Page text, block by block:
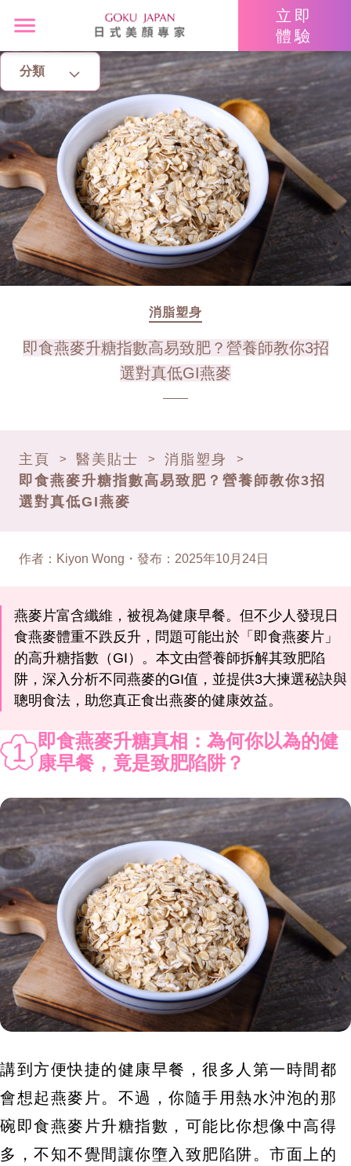
立即
體驗
分類
主頁
亮眼秘籍
消脂塑身
美白去斑
增肌減脂
消脂塑身
即食燕麥升糖指數高易致肥？營養師教你3招
選對真低GI燕麥
主頁 > 醫美貼士 > 消脂塑身 >
即食燕麥升糖指數高易致肥？營養師教你3招
選對真低GI燕麥
作者 ： Kiyon Wong ・ 發布 ： 2025年10月24日
燕麥片富含纖維，被視為健康早餐。但不少人發現日
食燕麥體重不跌反升，問題可能出於「即食燕麥片」
的高升糖指數（GI）。本文由營養師拆解其致肥陷
阱，深入分析不同燕麥的GI值，並提供3大揀選秘訣與
聰明食法，助您真正食出燕麥的健康效益。
1 即食燕麥升糖真相：為何你以為的健
康早餐，竟是致肥陷阱？
講到方便快捷的健康早餐，很多人第一時間都
會想起燕麥片。不過，你隨手用熱水沖泡的那
碗即食燕麥片升糖指數，可能比你想像中高得
多，不知不覺間讓你墮入致肥陷阱。市面上的